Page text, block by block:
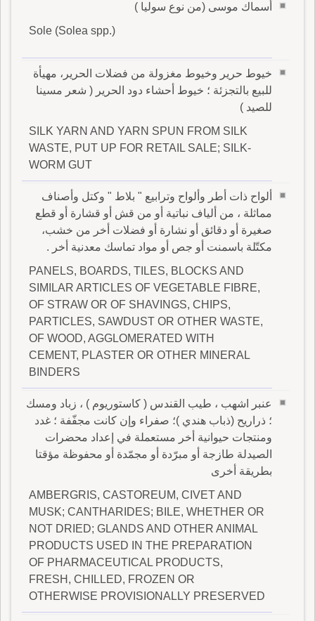
أسماك موسى (من نوع سوليا )
Sole (Solea spp.)
خيوط حرير وخيوط مغزولة من فضلات الحرير، مهيأة
للبيع بالتجزئة ؛ خيوط أحشاء دود الحرير ( شعر مسينا
للصيد )
SILK YARN AND YARN SPUN FROM SILK
WASTE, PUT UP FOR RETAIL SALE; SILK-
WORM GUT
ألواح ذات أطر وألواح وترابيع " بلاط " وكتل وأصناف
مماثلة ، من ألياف نباتية أو من قش أو قشارة أو قطع
صغيرة أو دقائق أو نشارة أو فضلات أخر من خشب،
مكتّلة باسمنت أو جص أو مواد تماسك معدنية أخر .
PANELS, BOARDS, TILES, BLOCKS AND
SIMILAR ARTICLES OF VEGETABLE FIBRE,
OF STRAW OR OF SHAVINGS, CHIPS,
PARTICLES, SAWDUST OR OTHER WASTE,
OF WOOD, AGGLOMERATED WITH
CEMENT, PLASTER OR OTHER MINERAL
BINDERS
عنبر اشهب ، طيب القندس ( كاستوريوم ) ، زباد ومسك
؛ ذراريح (ذباب هندي )؛ صفراء وإن كانت مجفّفة ؛ غدد
ومنتجات حيوانية أخر مستعملة في إعداد محضرات
الصيدلة طازجة أو مبرّدة أو مجمّدة أو محفوظة مؤقتا
بطريقة أخرى
AMBERGRIS, CASTOREUM, CIVET AND
MUSK; CANTHARIDES; BILE, WHETHER OR
NOT DRIED; GLANDS AND OTHER ANIMAL
PRODUCTS USED IN THE PREPARATION
OF PHARMACEUTICAL PRODUCTS,
FRESH, CHILLED, FROZEN OR
OTHERWISE PROVISIONALLY PRESERVED